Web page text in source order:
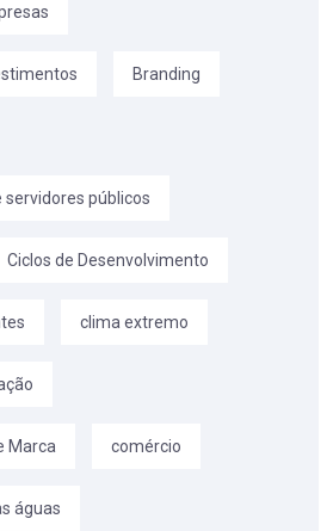
Branding
servidores públicos
Ciclos de Desenvolvimento
clima extremo
Marca comércio
águas